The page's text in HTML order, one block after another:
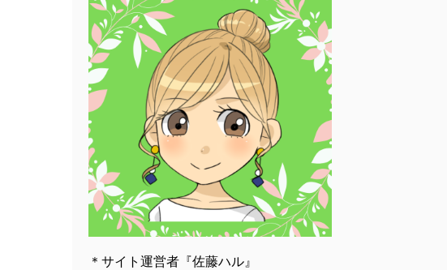
＊サイト運営者『佐藤ハル』